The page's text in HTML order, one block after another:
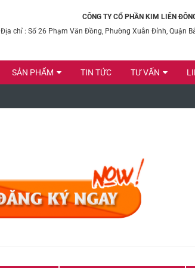
CÔNG TY CỔ PHẦN KIM LIÊN
Địa chỉ : Số 26 Phạm Văn Đồng, Phường Xuân Đỉnh, Quận
SẢN PHẨM TIN TỨC TƯ VẤN